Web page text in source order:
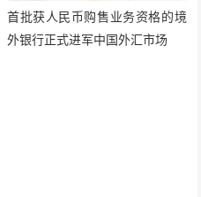
首批获人民币购售业务资格的境
外银行正式进军中国外汇市场